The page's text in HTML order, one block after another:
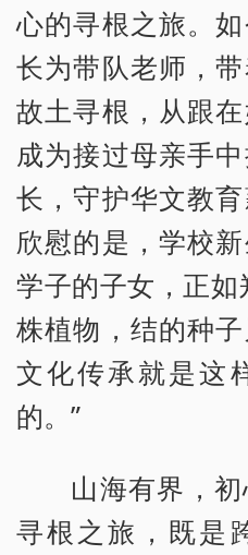
心的寻根之旅。
长为带队老师，
故土寻根，从跟
成为接过母亲手
长，守护华文教
欣慰的是，学校
学子的子女，正如
株植物，结的种
文化传承就是这
的。”
山海有界，
寻根之旅，既是